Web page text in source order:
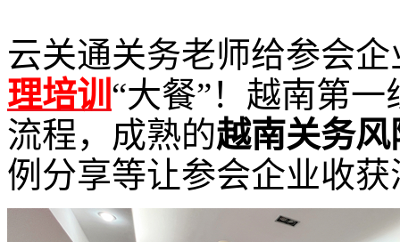
云关通关务老师给参会
理培训 “大餐”！越南第
流程，成熟的越南关务
例分享等让参会企业收